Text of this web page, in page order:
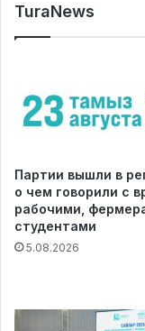
TuraNews
Партии вышли в
о чем говорили с
рабочими,
студентами
5.08.2026